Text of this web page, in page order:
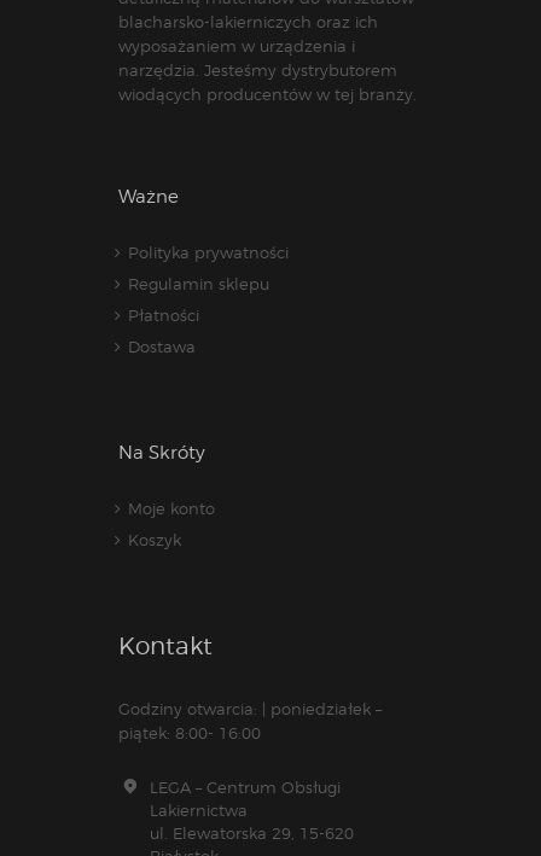
blacharsko-lakierniczych oraz ich
wyposażaniem w urządzenia i
narzędzia. Jesteśmy dystrybutorem
wiodących producentów w tej branży.
Ważne
Polityka prywatności
Regulamin sklepu
Płatności
Dostawa
Na Skróty
Moje konto
Koszyk
Kontakt
Godziny otwarcia: | poniedziałek –
piątek: 8:00- 16:00
LEGA – Centrum Obsługi
Lakiernictwa
ul. Elewatorska 29, 15-620